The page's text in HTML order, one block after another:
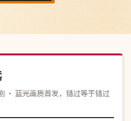
· 蓝光画质首发，错过等于错过
124分钟